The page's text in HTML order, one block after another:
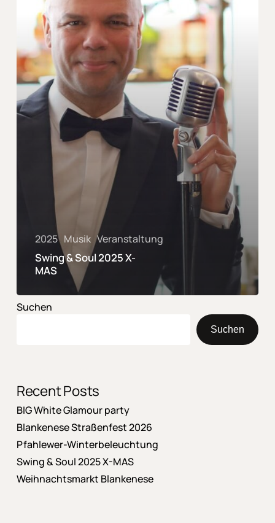
2025 Musik Veranstaltung
Swing & Soul 2025 X-
MAS
Suchen
Suchen
Recent Posts
BIG White Glamour party
Blankenese Straßenfest 2026
Pfahlewer-Winterbeleuchtung
Swing & Soul 2025 X-MAS
Weihnachtsmarkt Blankenese